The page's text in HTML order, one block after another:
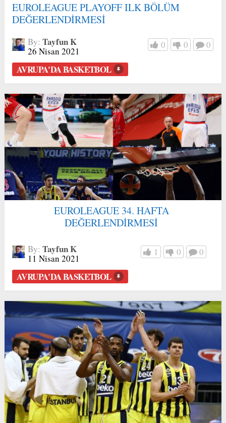
EUROLEAGUE PLAYOFF ILK BÖLÜM
DEĞERLENDİRMESİ
By: Tayfun K
26 Nisan 2021
0 0 0
AVRUPA'DA BASKETBOL
EUROLEAGUE 34. HAFTA
DEĞERLENDİRMESİ
By: Tayfun K
11 Nisan 2021
1 0 0
AVRUPA'DA BASKETBOL